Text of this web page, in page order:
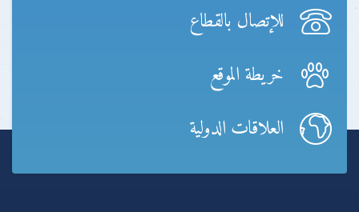
للإتصال بالقطاع
خريطة الموقع
العلاقات الدولية